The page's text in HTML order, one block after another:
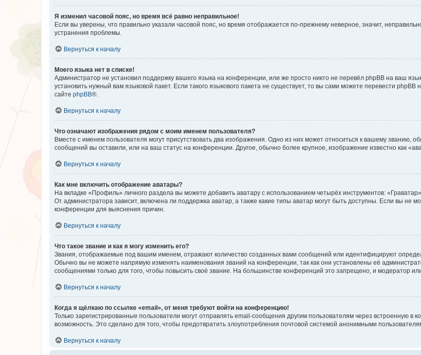
Я изменил часовой пояс, но время всё равно неправильное!
Если вы уверены, что правильно указали часовой пояс, но время отображается по-прежнему неверное, значит,
устранения проблемы.
Вернуться к началу
Моего языка нет в списке!
Администратор не установил поддержку вашего языка на конференции, или же просто никто не перевёл phpBB на ваш
установить нужный вам языковой пакет. Если такого языкового пакета не существует, то вы сами можете перевести
сайте phpBB®.
Вернуться к началу
Что означают изображения рядом с моим именем пользователя?
Вместе с именем пользователя могут присутствовать два изображения. Одно из них может относиться к вашему званию,
сообщений вы оставили, или на ваш статус на конференции. Другое, обычно более крупное, изображение известно как
Вернуться к началу
Как мне включить отображение аватары?
На вкладке «Профиль» личного раздела вы можете добавить аватару с использованием четырёх инструментов:
От администратора зависит, включена ли поддержка аватар, а также какие типы аватар могут быть доступны. Если вы не
конференции для выяснения причин.
Вернуться к началу
Что такое звание и как я могу изменить его?
Звания, отображаемые под вашим именем, отражают количество созданных вами сообщений или идентифицируют
Обычно вы не можете напрямую изменять наименования званий на конференции, так как они установлены её
сообщениями только для того, чтобы повысить своё звание. На большинстве конференций это запрещено, и модератор
Вернуться к началу
Когда я щёлкаю по ссылке «email», от меня требуют войти на конференцию!
Только зарегистрированные пользователи могут отправлять email-сообщения другим пользователям через встроенную
возможность. Это сделано для того, чтобы предотвратить злоупотребления почтовой системой анонимными
Вернуться к началу